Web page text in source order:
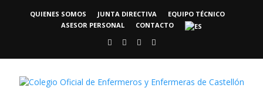
QUIENES SOMOS JUNTA DIRECTIVA
EQUIPO TÉCNICO
ASESOR PERSONAL
CONTACTO